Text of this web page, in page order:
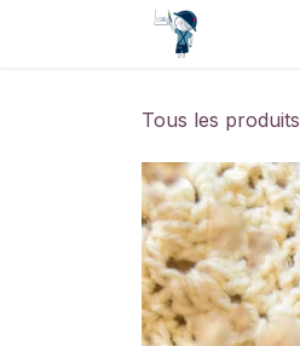
Se rendre au contenu
Tous les produits